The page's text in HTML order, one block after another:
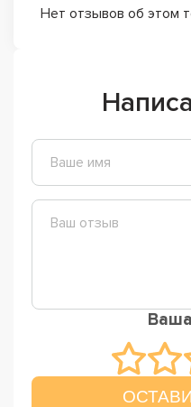
Нет отзывов об этом